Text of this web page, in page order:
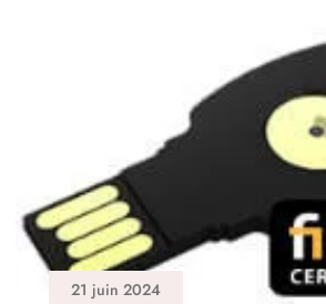
21 juin 2024